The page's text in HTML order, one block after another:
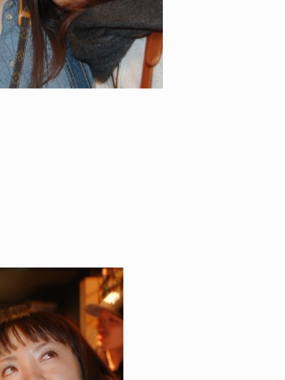
IZURU NAGAHARA / 永原依弦
2026.08.05